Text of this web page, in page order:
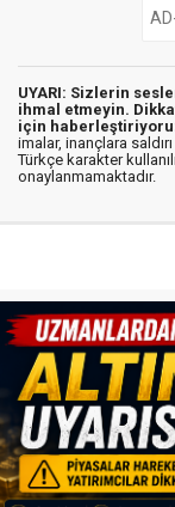
UYARI: Sizlerin
ihmal etmeyin.
için
imalar, inançlara
Türkçe karakter
onaylanmamaktadır.